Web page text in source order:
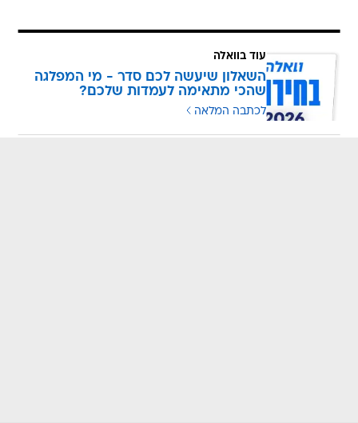
עוד בוואלה
השאלון שיעשה לכם סדר - מי המפלגה
שהכי מתאימה לעמדות שלכם?
לכתבה המלאה